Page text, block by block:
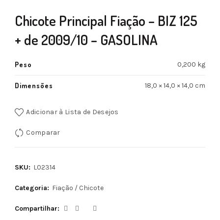
Chicote Principal Fiação – BIZ 125
+ de 2009/10 – GASOLINA
Peso 0,200 kg
Dimensões 18,0 × 14,0 × 14,0 cm
Adicionar à Lista de Desejos
Comparar
SKU: L02314
Categoria: Fiação / Chicote
Compartilhar